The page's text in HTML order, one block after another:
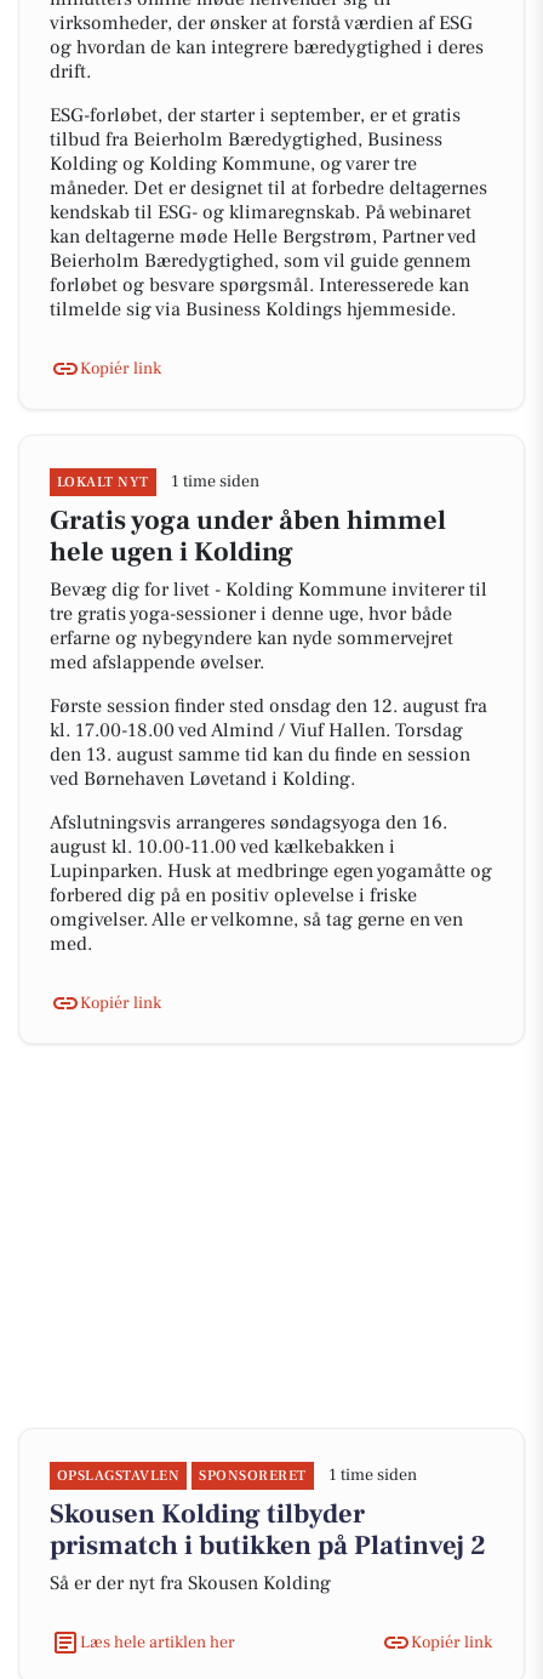
virksomheder, der ønsker at forstå værdien af ESG
og hvordan de kan integrere bæredygtighed i deres
drift.
ESG-forløbet, der starter i september, er et gratis
tilbud fra Beierholm Bæredygtighed, Business
Kolding og Kolding Kommune, og varer tre
måneder. Det er designet til at forbedre deltagernes
kendskab til ESG- og klimaregnskab. På webinaret
kan deltagerne møde Helle Bergstrøm, Partner ved
Beierholm Bæredygtighed, som vil guide gennem
forløbet og besvare spørgsmål. Interesserede kan
tilmelde sig via Business Koldings hjemmeside.
Kopiér link
LOKALT NYT 1 time siden
Gratis yoga under åben himmel
hele ugen i Kolding
Bevæg dig for livet - Kolding Kommune inviterer til
tre gratis yoga-sessioner i denne uge, hvor både
erfarne og nybegyndere kan nyde sommervejret
med afslappende øvelser.
Første session finder sted onsdag den 12. august fra
kl. 17.00-18.00 ved Almind / Viuf Hallen. Torsdag
den 13. august samme tid kan du finde en session
ved Børnehaven Løvetand i Kolding.
Afslutningsvis arrangeres søndagsyoga den 16.
august kl. 10.00-11.00 ved kælkebakken i
Lupinparken. Husk at medbringe egen yogamåtte og
forbered dig på en positiv oplevelse i friske
omgivelser. Alle er velkomne, så tag gerne en ven
med.
Kopiér link
OPSLAGSTAVLEN SPONSORERET 1 time siden
Skousen Kolding tilbyder
prismatch i butikken på Platinvej 2
Så er der nyt fra Skousen Kolding
Læs hele artiklen her Kopiér link